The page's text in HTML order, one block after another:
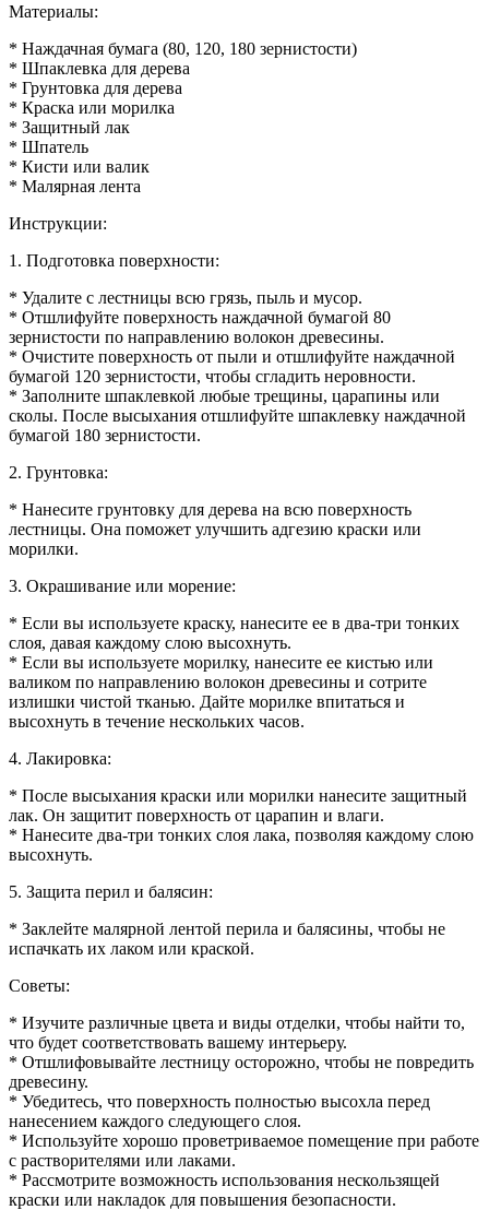
Материалы:
* Наждачная бумага (80, 120, 180 зернистости)
* Шпаклевка для дерева
* Грунтовка для дерева
* Краска или морилка
* Защитный лак
* Шпатель
* Кисти или валик
* Малярная лента
Инструкции:
1. Подготовка поверхности:
* Удалите с лестницы всю грязь, пыль и мусор.
* Отшлифуйте поверхность наждачной бумагой 80
зернистости по направлению волокон древесины.
* Очистите поверхность от пыли и отшлифуйте наждачной
бумагой 120 зернистости, чтобы сгладить неровности.
* Заполните шпаклевкой любые трещины, царапины или
сколы. После высыхания отшлифуйте шпаклевку наждачной
бумагой 180 зернистости.
2. Грунтовка:
* Нанесите грунтовку для дерева на всю поверхность
лестницы. Она поможет улучшить адгезию краски или
морилки.
3. Окрашивание или морение:
* Если вы используете краску, нанесите ее в два-три тонких
слоя, давая каждому слою высохнуть.
* Если вы используете морилку, нанесите ее кистью или
валиком по направлению волокон древесины и сотрите
излишки чистой тканью. Дайте морилке впитаться и
высохнуть в течение нескольких часов.
4. Лакировка:
* После высыхания краски или морилки нанесите защитный
лак. Он защитит поверхность от царапин и влаги.
* Нанесите два-три тонких слоя лака, позволяя каждому слою
высохнуть.
5. Защита перил и балясин:
* Заклейте малярной лентой перила и балясины, чтобы не
испачкать их лаком или краской.
Советы:
* Изучите различные цвета и виды отделки, чтобы найти то,
что будет соответствовать вашему интерьеру.
* Отшлифовывайте лестницу осторожно, чтобы не повредить
древесину.
* Убедитесь, что поверхность полностью высохла перед
нанесением каждого следующего слоя.
* Используйте хорошо проветриваемое помещение при работе
с растворителями или лаками.
* Рассмотрите возможность использования нескользящей
краски или накладок для повышения безопасности.